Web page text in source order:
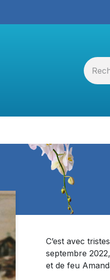
C’est avec
septembre
et de feu